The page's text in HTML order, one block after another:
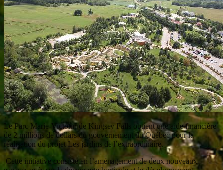
Le Parc Marie-Victorin de Kingsey Falls obtient une aide financière
de 2 millions de dollars du gouvernement du Québec pour la
réalisation du projet Les jardins de l’extraordinaire.
Cette initiative consiste en l’aménagement de deux nouveaux